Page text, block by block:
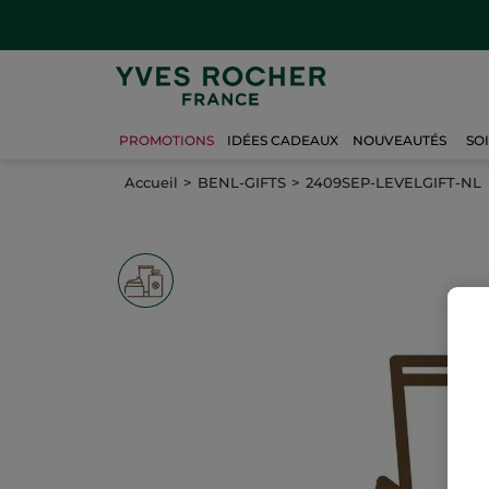
PROMOTIONS IDÉES CADEAUX NOUVEAUTÉS
Accueil BENL-GIFTS 2409SEP-LEVELGIFT-NL